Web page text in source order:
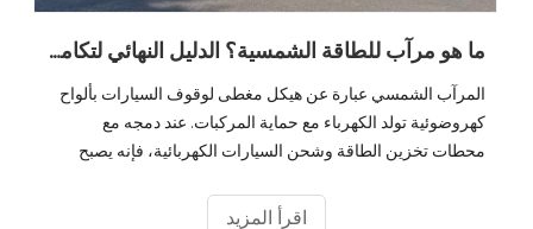
ما هو مرآب للطاقة الشمسية؟ الدليل النهائي لتكامل الشحن الكهروضوئي والتخزين والمركبات الكهربائية
المرآب الشمسي عبارة عن هيكل مغطى لوقوف السيارات بألواح
كهروضوئية تولد الكهرباء مع حماية المركبات. عند دمجه مع
محطات تخزين الطاقة وشحن السيارات الكهربائية، فإنه يصبح
السيارات الخاملة إلى أصول طاقة مدرة للدخل. مع وصول مبيعات
اقرأ المزيد